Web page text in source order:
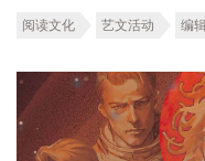
阅读文化 艺文活动 编